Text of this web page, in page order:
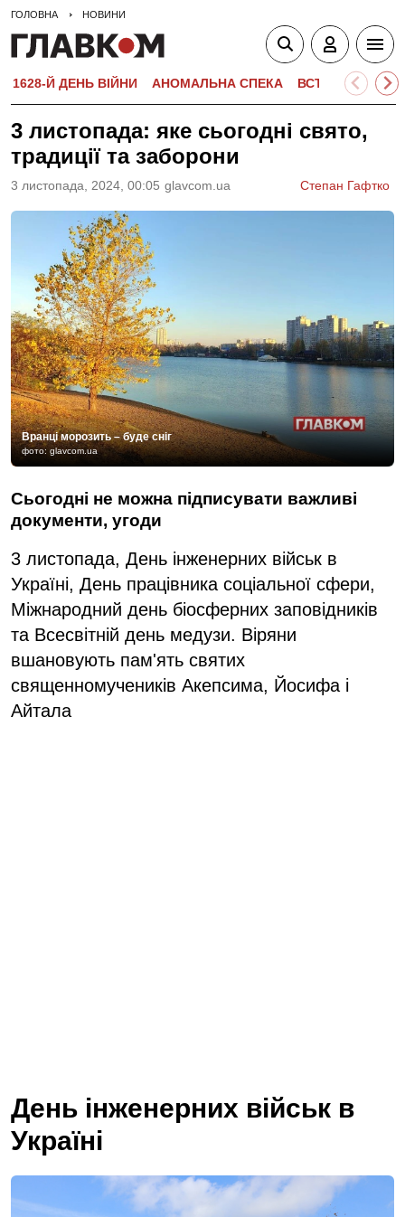
ГОЛОВНА НОВИНИ
1628-Й ДЕНЬ ВІЙНИ АНОМАЛЬНА СПЕКА ВСТУПНА
3 листопада: яке сьогодні свято,
традиції та заборони
3 листопада, 2024, 00:05 glavcom.ua Степан Гафтко
Вранці морозить – буде сніг
фото: glavcom.ua
Сьогодні не можна підписувати важливі
документи, угоди
3 листопада, День інженерних військ в
Україні, День працівника соціальної сфери,
Міжнародний день біосферних заповідників
та Всесвітній день медузи. Віряни
вшановують пам'ять святих
священномучеників Акепсима, Йосифа і
Айтала
День інженерних військ в
Україні